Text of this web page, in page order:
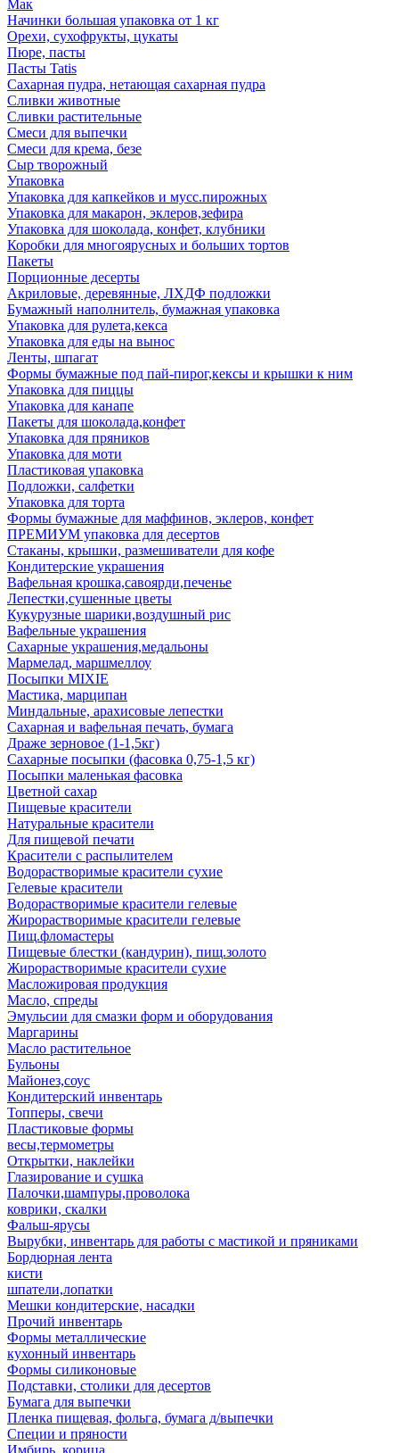
Мак
Начинки большая упаковка от 1 кг
Орехи, сухофрукты, цукаты
Пюре, пасты
Пасты Tatis
Сахарная пудра, нетающая сахарная пудра
Сливки животные
Сливки растительные
Смеси для выпечки
Смеси для крема, безе
Сыр творожный
Упаковка
Упаковка для капкейков и мусс.пирожных
Упаковка для макарон, эклеров,зефира
Упаковка для шоколада, конфет, клубники
Коробки для многоярусных и больших тортов
Пакеты
Порционные десерты
Акриловые, деревянные, ЛХДФ подложки
Бумажный наполнитель, бумажная упаковка
Упаковка для рулета,кекса
Упаковка для еды на вынос
Ленты, шпагат
Формы бумажные под пай-пирог,кексы и крышки к ним
Упаковка для пиццы
Упаковка для канапе
Пакеты для шоколада,конфет
Упаковка для пряников
Упаковка для моти
Пластиковая упаковка
Подложки, салфетки
Упаковка для торта
Формы бумажные для маффинов, эклеров, конфет
ПРЕМИУМ упаковка для десертов
Стаканы, крышки, размешиватели для кофе
Кондитерские украшения
Вафельная крошка,савоярди,печенье
Лепестки,сушенные цветы
Кукурузные шарики,воздушный рис
Вафельные украшения
Сахарные украшения,медальоны
Мармелад, маршмеллоу
Посыпки MIXIE
Мастика, марципан
Миндальные, арахисовые лепестки
Сахарная и вафельная печать, бумага
Драже зерновое (1-1,5кг)
Сахарные посыпки (фасовка 0,75-1,5 кг)
Посыпки маленькая фасовка
Цветной сахар
Пищевые красители
Натуральные красители
Для пищевой печати
Красители с распылителем
Водорастворимые красители сухие
Гелевые красители
Водорастворимые красители гелевые
Жирорастворимые красители гелевые
Пищ.фломастеры
Пищевые блестки (кандурин), пищ.золото
Жирорастворимые красители сухие
Масложировая продукция
Масло, спреды
Эмульсии для смазки форм и оборудования
Маргарины
Масло растительное
Бульоны
Майонез,соус
Кондитерский инвентарь
Топперы, свечи
Пластиковые формы
весы,термометры
Открытки, наклейки
Глазирование и сушка
Палочки,шампуры,проволока
коврики, скалки
Фальш-ярусы
Вырубки, инвентарь для работы с мастикой и пряниками
Бордюрная лента
кисти
шпатели,лопатки
Мешки кондитерские, насадки
Прочий инвентарь
Формы металлические
кухонный инвентарь
Формы силиконовые
Подставки, столики для десертов
Бумага для выпечки
Пленка пищевая, фольга, бумага д/выпечки
Специи и пряности
Имбирь, корица